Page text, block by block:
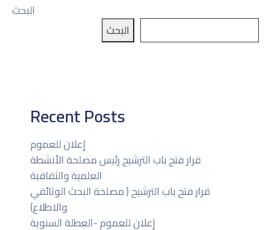
البحث
البحث
Recent Posts
إعلان للعموم
قرار فتح باب الترشيح رئيس مصلحة الأنشطة
العلمية والثقافية
قرار فتح باب الترشيح ( مصلحة البحث الوثائقي
والاطلاع)
إعلان للعموم -العطلة السنوية